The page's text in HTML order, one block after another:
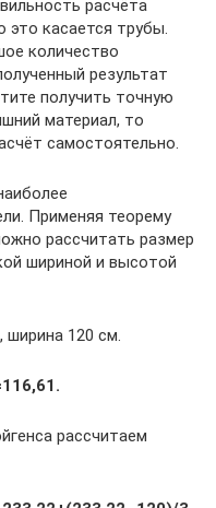
расчёта
это касается трубы.
количество
результат
получить точную
материал, то
самостоятельно.
Применяя теорему
рассчитать размер
шириной и высотой
120 см.
рассчитаем